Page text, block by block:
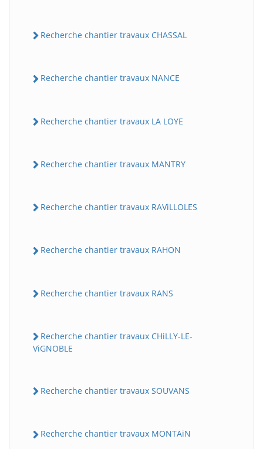
Recherche chantier travaux CHASSAL
Recherche chantier travaux NANCE
Recherche chantier travaux LA LOYE
Recherche chantier travaux MANTRY
Recherche chantier travaux RAViLLOLES
Recherche chantier travaux RAHON
Recherche chantier travaux RANS
Recherche chantier travaux CHiLLY-LE-
ViGNOBLE
Recherche chantier travaux SOUVANS
Recherche chantier travaux MONTAiN